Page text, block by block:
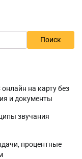
Поиск
на карту без
и документы
звучания
процентные